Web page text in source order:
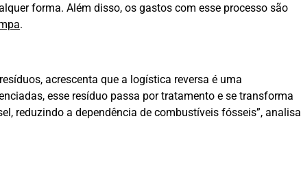
forma. Além disso, os gastos com esse processo são
.
acrescenta que a logística reversa é uma
esse resíduo passa por tratamento e se transforma
reduzindo a dependência de combustíveis fósseis”, analisa